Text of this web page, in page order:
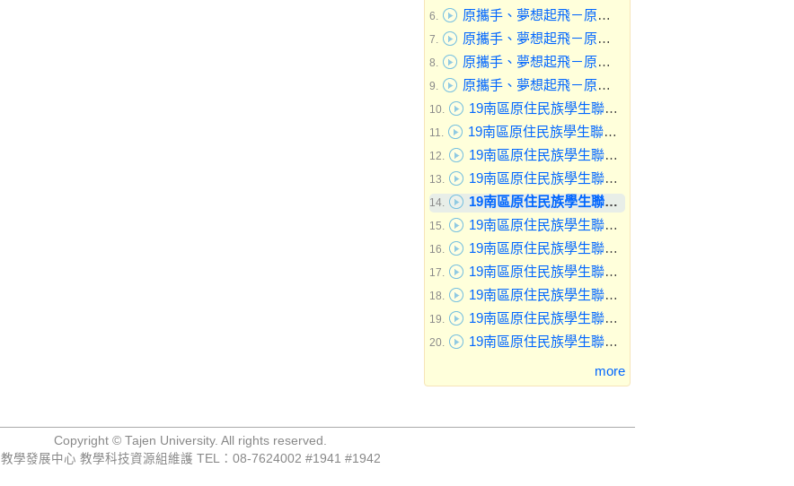
6. 原攜手、夢想起飛－原住民族文化及輔導知能研習暨第3次工作會議-分享 (4)
7. 原攜手、夢想起飛－原住民族文化及輔導知能研習暨第3次工作會議-分享 (3)
8. 原攜手、夢想起飛－原住民族文化及輔導知能研習暨第3次工作會議-分享 (2)
9. 原攜手、夢想起飛－原住民族文化及輔導知能研習暨第3次工作會議-講解
10. 19南區原住民族學生聯合迎新暨文化體驗營-【同鄒共聚】討論與分享 (3)
11. 19南區原住民族學生聯合迎新暨文化體驗營-【同鄒共聚】討論與分享 (2)
12. 19南區原住民族學生聯合迎新暨文化體驗營-【同鄒共聚】小組共聚吃早餐早操
13. 19南區原住民族學生聯合迎新暨文化體驗營-【同鄒共聚】小組共聚吃早餐早操 (4)
14. 19南區原住民族學生聯合迎新暨文化體驗營-【同鄒共聚】小組共聚吃早餐早操 (3)
15. 19南區原住民族學生聯合迎新暨文化體驗營-【同鄒共聚】小組共聚吃早餐早操 (2)
16. 19南區原住民族學生聯合迎新暨文化體驗營-【同鄒共聚】小組共聚吃早餐早上集合
17. 19南區原住民族學生聯合迎新暨文化體驗營-【同鄒共聚】小組共聚吃早餐
18. 19南區原住民族學生聯合迎新暨文化體驗營-【同鄒共聚】大合影
19. 19南區原住民族學生聯合迎新暨文化體驗營-【同鄒共聚】 專題演講
20.
19南區原住民族學生聯合迎新暨文化體驗營-【同鄒共聚】 專題演講 (3)
more
Copyright © Tajen University. All rights reserved.
教學發展中心 教學科技資源組維護 TEL：08-7624002 #1941 #1942